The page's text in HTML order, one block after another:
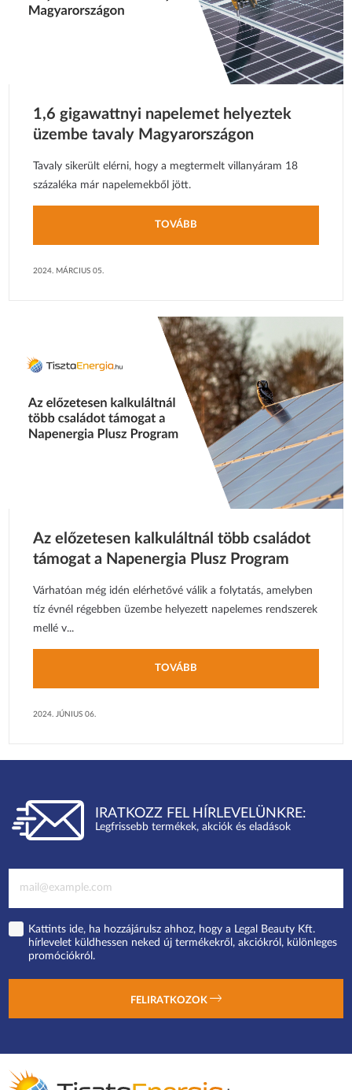
1,6 gigawattnyi napelemet helyeztek
üzembe tavaly Magyarországon
Tavaly sikerült elérni, hogy a megtermelt villanyáram 18
százaléka már napelemekből jött.
TOVÁBB
2024. MÁRCIUS 05.
Az előzetesen kalkuláltnál több családot
támogat a Napenergia Plusz Program
Várhatóan még idén elérhetővé válik a folytatás, amelyben
tíz évnél régebben üzembe helyezett napelemes rendszerek
mellé v...
TOVÁBB
2024. JÚNIUS 06.
IRATKOZZ FEL HÍRLEVELÜNKRE:
Legfrissebb termékek, akciók és eladások
Kattints ide, ha hozzájárulsz ahhoz, hogy a Legal Beauty Kft.
hírlevelet küldhessen neked új termékekről, akciókról, különleges
promóciókról.
FELIRATKOZOK